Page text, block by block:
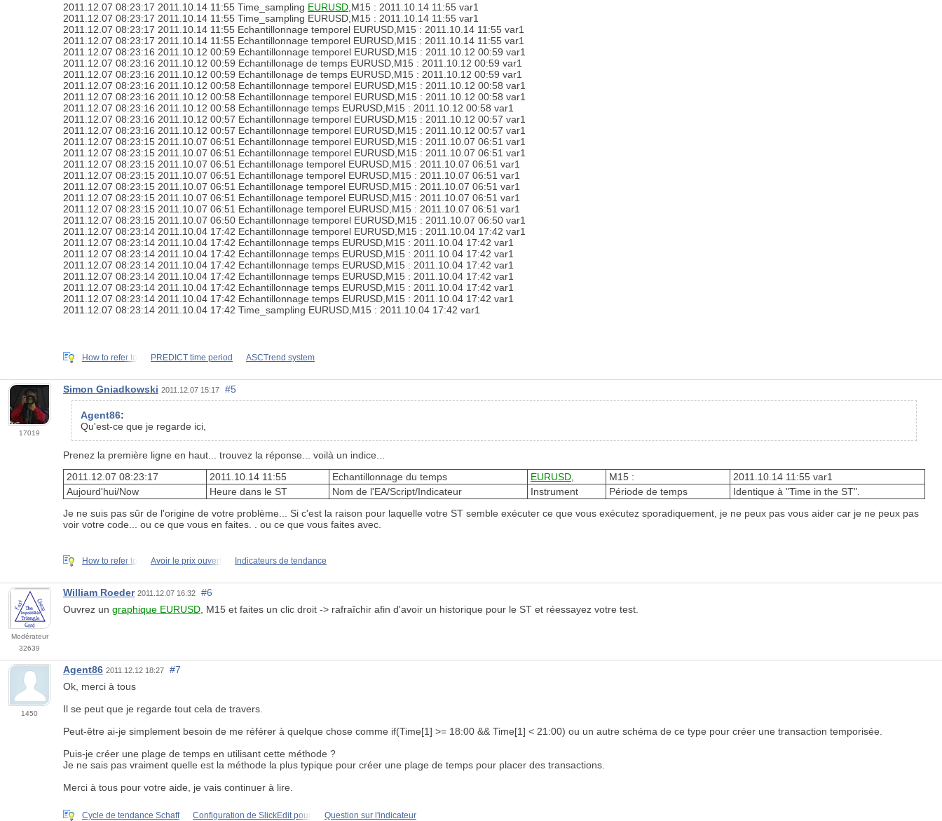
2011.12.07 08:23:17 2011.10.14 11:55 Time_sampling EURUSD ,M15 : 2011.10.14 11:55 var1
2011.12.07 08:23:17 2011.10.14 11:55 Time_sampling EURUSD,M15 : 2011.10.14 11:55 var1
2011.12.07 08:23:17 2011.10.14 11:55 Echantillonnage temporel EURUSD,M15 : 2011.10.14 11:55 var1
2011.12.07 08:23:17 2011.10.14 11:55 Echantillonnage temporel EURUSD,M15 : 2011.10.14 11:55 var1
2011.12.07 08:23:16 2011.10.12 00:59 Echantillonnage temporel EURUSD,M15 : 2011.10.12 00:59 var1
2011.12.07 08:23:16 2011.10.12 00:59 Echantillonage de temps EURUSD,M15 : 2011.10.12 00:59 var1
2011.12.07 08:23:16 2011.10.12 00:59 Echantillonage de temps EURUSD,M15 : 2011.10.12 00:59 var1
2011.12.07 08:23:16 2011.10.12 00:58 Echantillonnage temporel EURUSD,M15 : 2011.10.12 00:58 var1
2011.12.07 08:23:16 2011.10.12 00:58 Echantillonnage temporel EURUSD,M15 : 2011.10.12 00:58 var1
2011.12.07 08:23:16 2011.10.12 00:58 Echantillonnage temps EURUSD,M15 : 2011.10.12 00:58 var1
2011.12.07 08:23:16 2011.10.12 00:57 Echantillonnage temporel EURUSD,M15 : 2011.10.12 00:57 var1
2011.12.07 08:23:16 2011.10.12 00:57 Echantillonnage temporel EURUSD,M15 : 2011.10.12 00:57 var1
2011.12.07 08:23:15 2011.10.07 06:51 Echantillonnage temporel EURUSD,M15 : 2011.10.07 06:51 var1
2011.12.07 08:23:15 2011.10.07 06:51 Echantillonnage temporel EURUSD,M15 : 2011.10.07 06:51 var1
2011.12.07 08:23:15 2011.10.07 06:51 Echantillonage temporel EURUSD,M15 : 2011.10.07 06:51 var1
2011.12.07 08:23:15 2011.10.07 06:51 Echantillonage temporel EURUSD,M15 : 2011.10.07 06:51 var1
2011.12.07 08:23:15 2011.10.07 06:51 Echantillonage temporel EURUSD,M15 : 2011.10.07 06:51 var1
2011.12.07 08:23:15 2011.10.07 06:51 Echantillonage temporel EURUSD,M15 : 2011.10.07 06:51 var1
2011.12.07 08:23:15 2011.10.07 06:51 Echantillonage temporel EURUSD,M15 : 2011.10.07 06:51 var1
2011.12.07 08:23:15 2011.10.07 06:50 Echantillonnage temporel EURUSD,M15 : 2011.10.07 06:50 var1
2011.12.07 08:23:14 2011.10.04 17:42 Echantillonnage temporel EURUSD,M15 : 2011.10.04 17:42 var1
2011.12.07 08:23:14 2011.10.04 17:42 Echantillonnage temps EURUSD,M15 : 2011.10.04 17:42 var1
2011.12.07 08:23:14 2011.10.04 17:42 Echantillonnage temps EURUSD,M15 : 2011.10.04 17:42 var1
2011.12.07 08:23:14 2011.10.04 17:42 Echantillonnage temps EURUSD,M15 : 2011.10.04 17:42 var1
2011.12.07 08:23:14 2011.10.04 17:42 Echantillonnage temps EURUSD,M15 : 2011.10.04 17:42 var1
2011.12.07 08:23:14 2011.10.04 17:42 Echantillonnage temps EURUSD,M15 : 2011.10.04 17:42 var1
2011.12.07 08:23:14 2011.10.04 17:42 Echantillonnage temps EURUSD,M15 : 2011.10.04 17:42 var1
2011.12.07 08:23:14 2011.10.04 17:42 Time_sampling EURUSD,M15 : 2011.10.04 17:42 var1
How to refer to PREDICT time period ASCTrend system
17019
Simon Gniadkowski 2011.12.07 15:17 #5
Agent86:
Qu'est-ce que je regarde ici,
Prenez la première ligne en haut... trouvez la réponse... voilà un indice...
2011.12.07 08:23:17
2011.10.14 11:55 Echantillonnage du temps EURUSD M15 :
2011.10.14 11:55 var1
Aujourd'hui/Now
Heure dans le ST Nom de l'EA/Script/Indicateur Instrument Période de temps
Identique à "Time in the ST".
Je ne suis pas sûr de l'origine de votre problème... Si c'est la raison pour laquelle votre ST semble exécuter ce que vous exécutez sporadiquement, je ne peux pas vous aider car je ne peux pas
voir votre code... ou ce que vous en faites. . ou ce que vous faites avec.
How to refer to Avoir le prix ouvert Indicateurs de tendance
Modérateur
32639
William Roeder 2011.12.07 16:32
#6
Ouvrez un graphique EURUSD , M15 et faites un clic droit -> rafraîchir afin d'avoir un historique pour le ST et réessayez votre test.
1450
Agent86 2011.12.12 18:27
#7
Ok, merci à tous
Il se peut que je regarde tout cela de travers.
Peut-être ai-je simplement besoin de me référer à quelque chose comme if(Time[1] >= 18:00 && Time[1] < 21:00) ou un autre schéma de ce type pour créer une transaction temporisée.
Puis-je créer une plage de temps en utilisant cette méthode ?
Je ne sais pas vraiment quelle est la méthode la plus typique pour créer une plage de temps pour placer des transactions.
Merci à tous pour votre aide, je vais continuer à lire.
Cycle de tendance Schaff Configuration de SlickEdit pour Question sur l'indicateur